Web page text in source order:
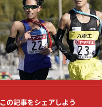
この記事をシェアしよう